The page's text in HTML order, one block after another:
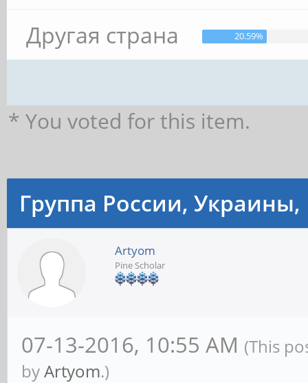
Другая страна 20.59%
* You voted for this item.
Группа России, Украины,
Artyom
Pine Scholar
07-13-2016, 10:55 AM (This
byArtyom.)